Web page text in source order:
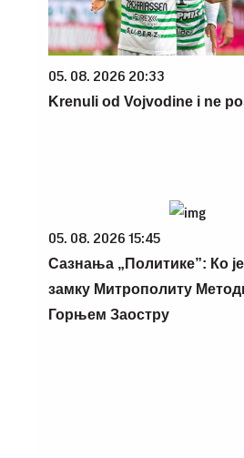
05. 08. 2026 20:33
Krenuli od Vojvodine i ne
05. 08. 2026 15:45
Сазнања „Политике”: Ко
замку Митрополиту
Горњем Заостру